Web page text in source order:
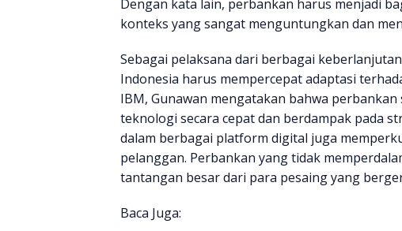
Dengan kata lain, perbankan harus menjadi
konteks yang sangat menguntungkan dan
Sebagai pelaksana dari berbagai
Indonesia harus mempercepat adaptasi
IBM, Gunawan mengatakan bahwa
teknologi secara cepat dan berdampak pada
dalam berbagai platform digital juga
pelanggan. Perbankan yang tidak
tantangan besar dari para pesaing yang
Baca Juga: